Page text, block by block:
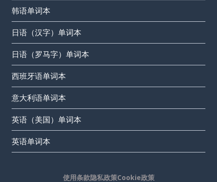
韩语单词本
日语（汉字）单词本
日语（罗马字）单词本
西班牙语单词本
意大利语单词本
英语（美国）单词本
英语单词本
使用条款隐私政策Cookie政策